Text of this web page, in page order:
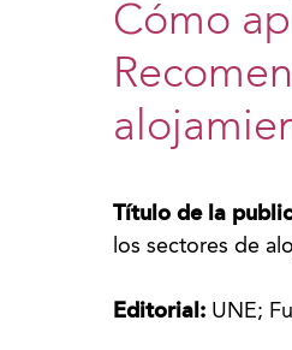
Cómo
Título de la
los sectores de
Editorial: UNE;